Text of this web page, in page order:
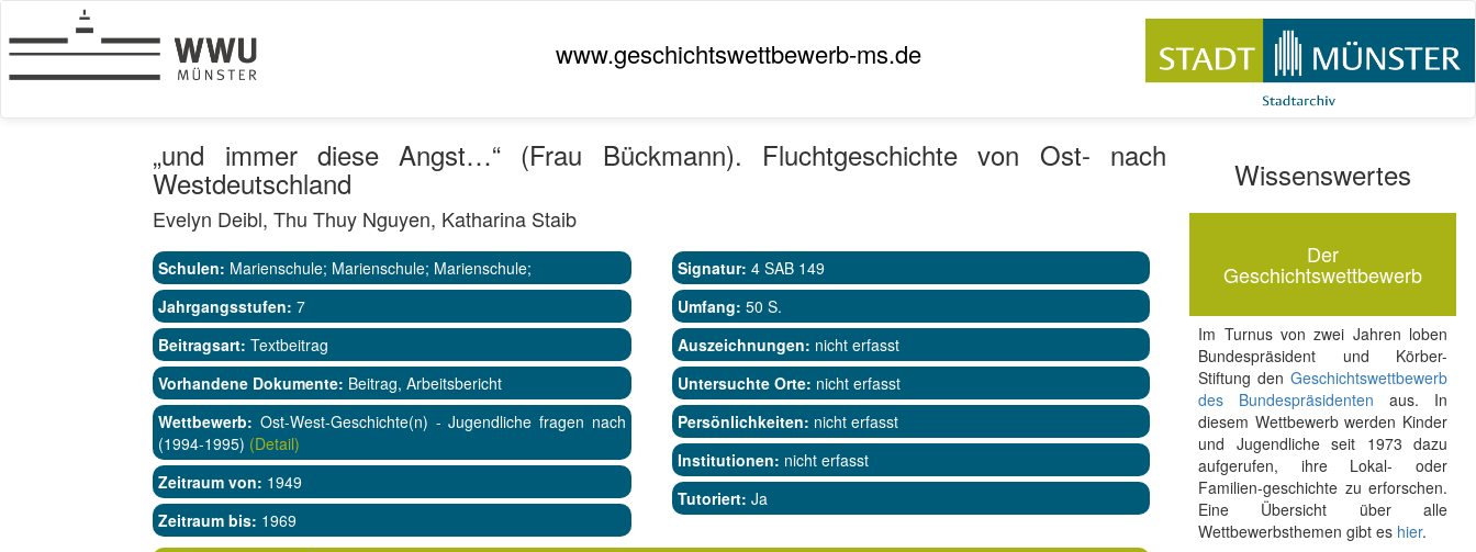
www.geschichtswettbewerb-ms.de
„und immer diese Angst…“ (Frau Bückmann). Fluchtgeschichte von Ost- nach
Westdeutschland
Evelyn Deibl, Thu Thuy Nguyen, Katharina Staib
Schulen: Marienschule; Marienschule; Marienschule;
Jahrgangsstufen: 7
Beitragsart: Textbeitrag
Vorhandene Dokumente: Beitrag, Arbeitsbericht
Wettbewerb: Ost-West-Geschichte(n) - Jugendliche fragen nach
(1994-1995) (Detail)
Zeitraum von: 1949
Zeitraum bis: 1969
Signatur: 4 SAB 149
Umfang: 50 S.
Auszeichnungen: nicht erfasst
Untersuchte Orte: nicht erfasst
Persönlichkeiten: nicht erfasst
Institutionen: nicht erfasst
Tutoriert: Ja
Wissenswertes
Der
Geschichtswettbewerb
Im Turnus von zwei Jahren loben
Bundespräsident und Körber-
Stiftung den Geschichtswettbewerb
des Bundespräsidenten aus. In
diesem Wettbewerb werden Kinder
und Jugendliche seit 1973 dazu
aufgerufen, ihre Lokal- oder
Familien-geschichte zu erforschen.
Eine Übersicht über alle
Wettbewerbsthemen gibt es hier.